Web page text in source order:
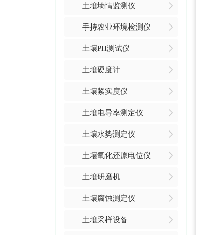
土壤墒情监测仪
手持农业环境检测仪
土壤PH测试仪
土壤硬度计
土壤紧实度仪
土壤电导率测定仪
土壤水势测定仪
土壤氧化还原电位仪
土壤研磨机
土壤腐蚀测定仪
土壤采样设备